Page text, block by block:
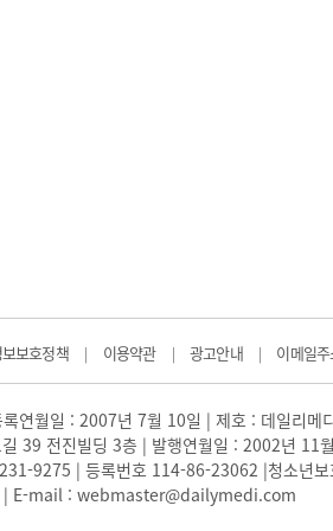
보호정책 | 이용약관 | 광고안내 | 이메일
연월일 : 2007년 7월 10일 | 제호 : 데일리메
39 전진빌딩 3층 | 발행연월일 : 2002년 11
9275 | 등록번호 114-86-23062 |청소년보
| E-mail : webmaster@dailymedi.com